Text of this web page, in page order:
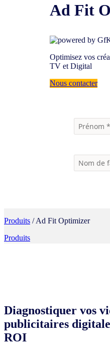
Ad Fit
Optimisez vos
TV et Digital
Nous contacter
Produits / Ad Fit Optimizer
Produits
Diagnostiquer vos
publicitaires
ROI